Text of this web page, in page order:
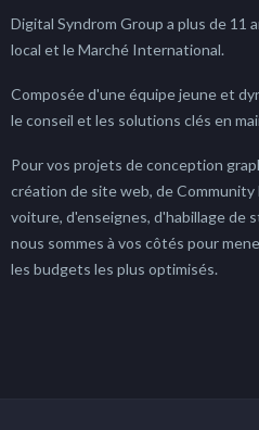
Digital Syndrom Group a plus de 11
local et le Marché International.
Composée d'une équipe jeune et
le conseil et les solutions clés en
Pour vos projets de conception
création de site web, de
voiture, d'enseignes, d'habillage de
nous sommes à vos côtés pour
les budgets les plus optimisés.